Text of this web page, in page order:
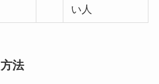
い人
法